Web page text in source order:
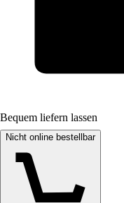
Bequem liefern lassen
Nicht online bestellbar